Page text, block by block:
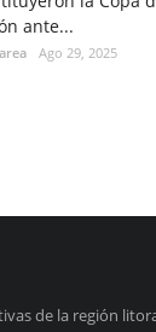
ante...
Ago 29, 2025
de la región